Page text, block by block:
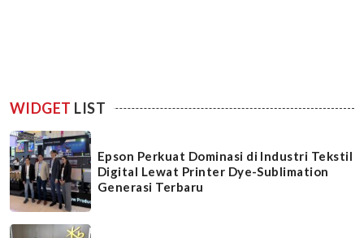
WIDGET LIST
Epson Perkuat Dominasi di Industri Tekstil
Digital Lewat Printer Dye-Sublimation
Generasi Terbaru